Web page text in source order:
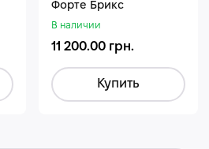
Форте Брикс
В наличии
11 200.00 грн.
Купить